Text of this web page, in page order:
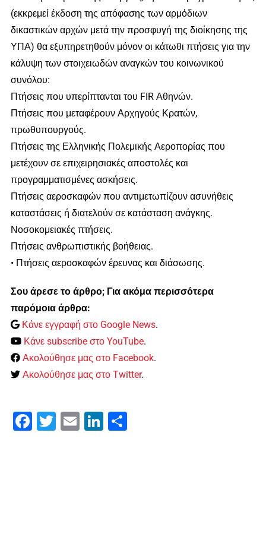
(εκκρεμεί έκδοση της απόφασης των αρμόδιων
δικαστικών αρχών μετά την προσφυγή της διοίκησης της
ΥΠΑ) θα εξυπηρετηθούν μόνον οι κάτωθι πτήσεις για την
κάλυψη των στοιχειωδών αναγκών του κοινωνικού
συνόλου:
Πτήσεις που υπερίπτανται του FIR Αθηνών.
Πτήσεις που μεταφέρουν Αρχηγούς Κρατών,
πρωθυπουργούς.
Πτήσεις της Ελληνικής Πολεμικής Αεροπορίας που
μετέχουν σε επιχειρησιακές αποστολές και
προγραμματισμένες ασκήσεις.
Πτήσεις αεροσκαφών που αντιμετωπίζουν ασυνήθεις
καταστάσεις ή διατελούν σε κατάσταση ανάγκης.
Νοσοκομειακές πτήσεις.
Πτήσεις ανθρωπιστικής βοήθειας.
• Πτήσεις αεροσκαφών έρευνας και διάσωσης.
Σου άρεσε το άρθρο; Για ακόμα περισσότερα
παρόμοια άρθρα:
Κάνε εγγραφή στο Google News.
Κάνε subscribe στο YouTube.
Ακολούθησε μας στο Facebook.
Ακολούθησε μας στο Twitter.
Facebook
Twitter Email LinkedIn